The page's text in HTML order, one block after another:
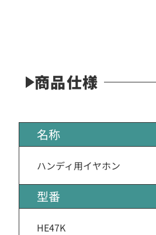
商品仕様
名称
ハンディ用イヤホン
型番
HE47K